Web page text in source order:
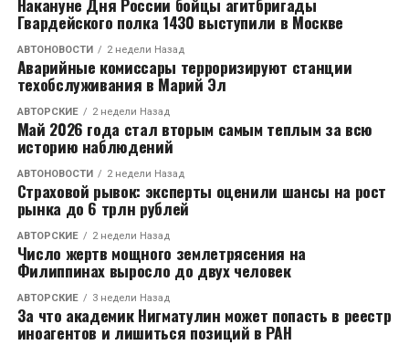
Гвардейского полка 1430 выступили в Москве
АВТОНОВОСТИ 2 недели Назад
Аварийные комиссары терроризируют станции
техобслуживания в Марий Эл
АВТОРСКИЕ 2 недели Назад
Май 2026 года стал вторым самым теплым за всю
историю наблюдений
АВТОНОВОСТИ 2 недели Назад
Страховой рывок: эксперты оценили шансы на рост
рынка до 6 трлн рублей
АВТОРСКИЕ 2 недели Назад
Число жертв мощного землетрясения на
Филиппинах выросло до двух человек
АВТОРСКИЕ 3 недели Назад
За что академик Нигматулин может попасть в реестр
иноагентов и лишиться позиций в РАН